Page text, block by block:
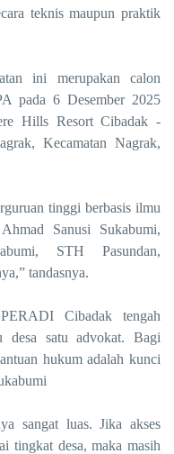
teknis maupun praktik
ini merupakan calon
pada 6 Desember 2025
Hills Resort Cibadak -
Kecamatan Nagrak,
tinggi berbasis ilmu
Sanusi Sukabumi,
STH Pasundan,
tandasnya.
Cibadak tengah
desa satu advokat. Bagi
hukum adalah kunci
sangat luas. Jika akses
tingkat desa, maka masih